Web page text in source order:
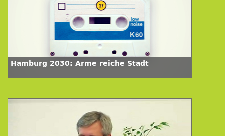
Hamburg 2030: Arme reiche Stadt